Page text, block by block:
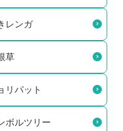
レンガ
草
リパット
ボルツリー